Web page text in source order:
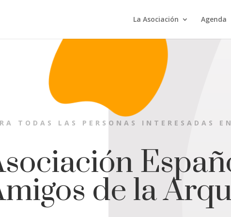
La Asociación Agenda
TODAS LAS PERSONAS INTERESADAS
de la